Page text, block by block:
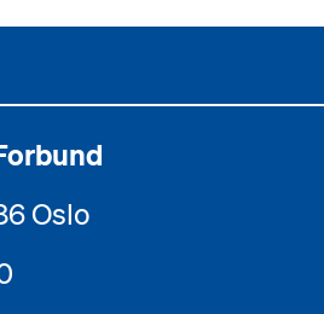
Oslo